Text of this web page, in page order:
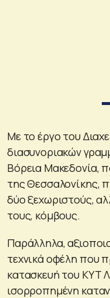
Με το έργο του
διασυνοριακών
Βόρεια Μακεδονία,
της Θεσσαλονίκης,
δύο ξεχωριστούς,
τους, κόμβους.
Παράλληλα,
τεχνικά οφέλη που
κατασκευή του ΚΥΤ
ισορροπημένη